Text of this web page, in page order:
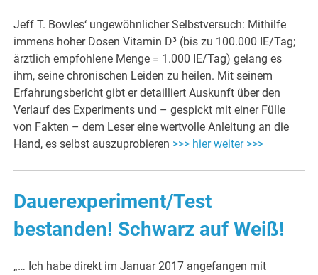
Jeff T. Bowles‘ ungewöhnlicher Selbstversuch: Mithilfe
immens hoher Dosen Vitamin D³ (bis zu 100.000 IE/Tag;
ärztlich empfohlene Menge = 1.000 IE/Tag) gelang es
ihm, seine chronischen Leiden zu heilen. Mit seinem
Erfahrungsbericht gibt er detailliert Auskunft über den
Verlauf des Experiments und – gespickt mit einer Fülle
von Fakten – dem Leser eine wertvolle Anleitung an die
Hand, es selbst auszuprobieren >>> hier weiter >>>
Dauerexperiment/Test
bestanden! Schwarz auf Weiß!
„… Ich habe direkt im Januar 2017 angefangen mit